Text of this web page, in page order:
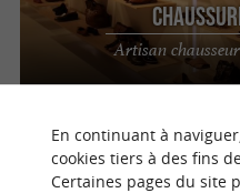
Artisan
Saint-Jean-de-Luz
En continuant à
cookies tiers à des fins
Certaines pages du site